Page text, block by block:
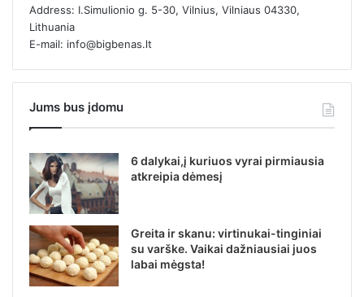
Address: I.Simulionio g. 5-30, Vilnius, Vilniaus 04330,
Lithuania
E-mail: info@bigbenas.lt
Jums bus įdomu
6 dalykai,į kuriuos vyrai pirmiausia
atkreipia dėmesį
Greita ir skanu: virtinukai-tinginiai
su varške. Vaikai dažniausiai juos
labai mėgsta!